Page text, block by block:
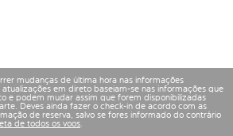
mudanças de última hora nas informações
em direto baseiam-se nas informações que
e podem mudar assim que forem disponibilizadas
Deves ainda fazer o check-in de acordo com as
de reserva, salvo se fores informado do contrário
de todos os voos.